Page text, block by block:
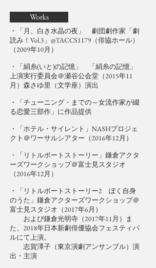
Works
・「月、白き水晶の夜」 劇団劇作家「劇
読み！Vol.3」@TACCS1179（俳協ホール）
（2009年10月）
・「絹糸(いと)の記憶」 「絹糸の記憶」
上演実行委員会＠瀬谷公会堂（2015年11
月）森さゆ里（文学座）演出
・「チューニング・までの～女流作家が綴
る恋愛三部作」に作品提供
・「ホテル・サイレント」NASHプロジェ
クト＠ワーサルシアター（2016年12月）
・「リトルボートストーリー」鎌倉アクタ
ーズワークショップ＠富士見スタジオ
（2016年12月）
・「リトルボートストーリー2 ぼく自身
のうた」鎌倉アクターズワークショップ＠
富士見スタジオ（2017年6月）
および鎌倉光明寺（2017年11月）ま
た、2018年日本新劇俳優協会フェスティバ
ルにて上演。
志賀澤子（東京演劇アンサンブル）演
出・主演